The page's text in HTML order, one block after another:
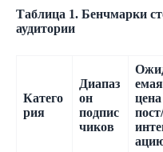
Таблица 1. Бенчмарки
аудитории
Катего
рия
Диапаз
он
подпис
чиков
емая
цена
пост/